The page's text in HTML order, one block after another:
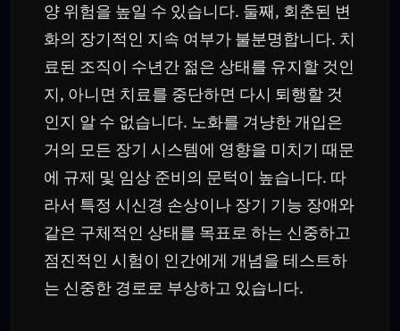
양 위험을 높일 수 있습니다. 둘째, 회춘된 변
화의 장기적인 지속 여부가 불분명합니다. 치
료된 조직이 수년간 젊은 상태를 유지할 것인
지, 아니면 치료를 중단하면 다시 퇴행할 것
인지 알 수 없습니다. 노화를 겨냥한 개입은
거의 모든 장기 시스템에 영향을 미치기 때문
에 규제 및 임상 준비의 문턱이 높습니다. 따
라서 특정 시신경 손상이나 장기 기능 장애와
같은 구체적인 상태를 목표로 하는 신중하고
점진적인 시험이 인간에게 개념을 테스트하
는 신중한 경로로 부상하고 있습니다.